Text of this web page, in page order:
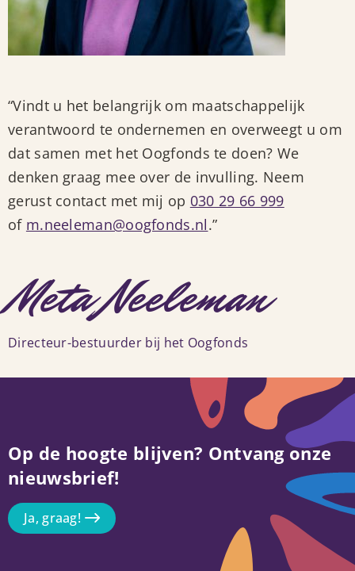
“Vindt u het belangrijk om maatschappelijk
verantwoord te ondernemen en overweegt u om
dat samen met het Oogfonds te doen? We
denken graag mee over de invulling. Neem
gerust contact met mij op 030 29 66 999
of m.neeleman@oogfonds.nl.”
Meta Neeleman
Directeur-bestuurder bij het Oogfonds
Op de hoogte blijven? Ontvang onze
nieuwsbrief!
Ja, graag!